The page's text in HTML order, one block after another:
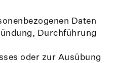
Daten
Durchführung
oder zur Ausübung